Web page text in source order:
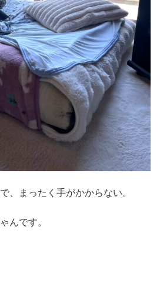
、まったく手がかからない。
んです。